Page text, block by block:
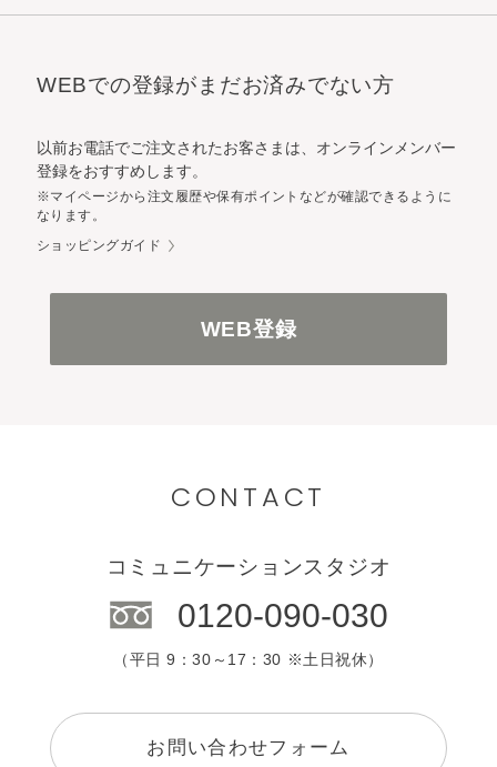
WEBでの登録がまだお済みでない方
以前お電話でご注文されたお客さまは、オンラインメンバー
登録をおすすめします。
※マイページから注文履歴や保有ポイントなどが確認できるように
なります。
ショッピングガイド
WEB登録
CONTACT
コミュニケーションスタジオ
0120-090-030
（平日 9：30～17：30 ※土日祝休）
お問い合わせフォーム